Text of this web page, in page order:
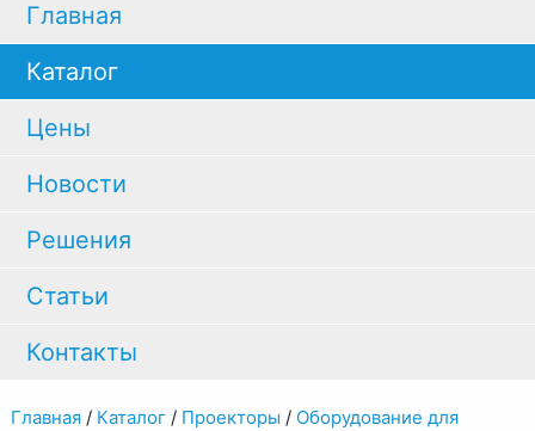
Главная
Каталог
Цены
Новости
Решения
Статьи
Контакты
Главная/ Каталог/ Проекторы / Оборудование для